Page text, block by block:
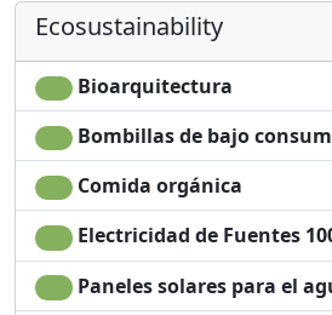
Wardrobe
Fireplace
Dining table
Cooking utensils
Ecosustainability
Bioarquitectura
Bombillas de bajo
Comida orgánica
Electricidad de Fuentes
Paneles solares para el